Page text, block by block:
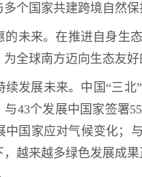
个国家共建跨境自然保
未来。在推进自身生
全球南方迈向生态友
续发展未来。中国“三
与43个发展中国家签署
中国家应对气候变化；
越来越多绿色发展成果